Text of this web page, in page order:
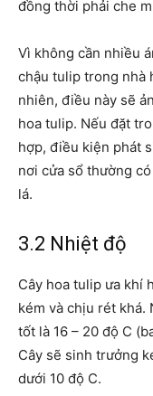
đồng thời phải che
Vì không cần nhiều
chậu tulip trong nhà
nhiên, điều này sẽ
hoa tulip. Nếu đặt
hợp, điều kiện phát
nơi cửa sổ thường
lá.
3.2 Nhiệt độ
Cây hoa tulip ưa khí
kém và chịu rét khá.
tốt là 16 – 20 độ C
Cây sẽ sinh trưởng
dưới 10 độ C.